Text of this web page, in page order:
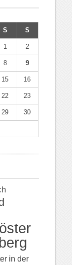
S S
1 2
8 9
15 16
22 23
29 30
in der